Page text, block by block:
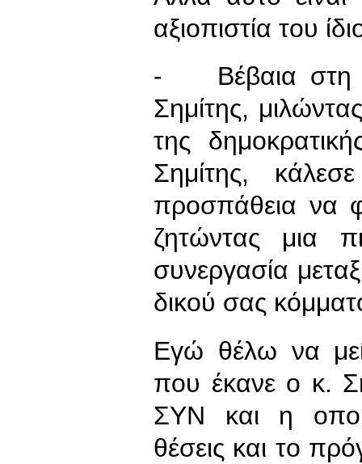
αξιοπιστία του
- Βέβαια στη
Σημίτης,
της
Σημίτης,
προσπάθεια να
ζητώντας μια
συνεργασία
δικού σας
Εγώ θέλω να
που έκανε ο κ.
ΣΥΝ και η
θέσεις και το